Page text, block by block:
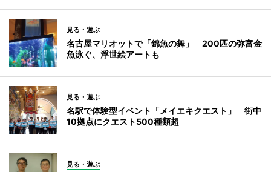
見る・遊ぶ
名古屋マリオットで「錦魚の舞」 200匹の弥富金
魚泳ぐ、浮世絵アートも
見る・遊ぶ
名駅で体験型イベント「メイエキクエスト」 街中
10拠点にクエスト500種類超
見る・遊ぶ